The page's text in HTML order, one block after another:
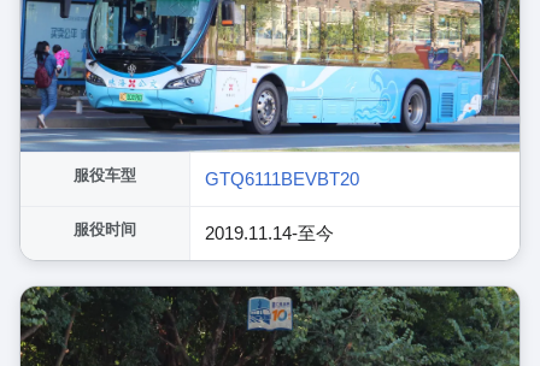
服役车型 GTQ6111BEVBT20
服役时间 2019.11.14-至今